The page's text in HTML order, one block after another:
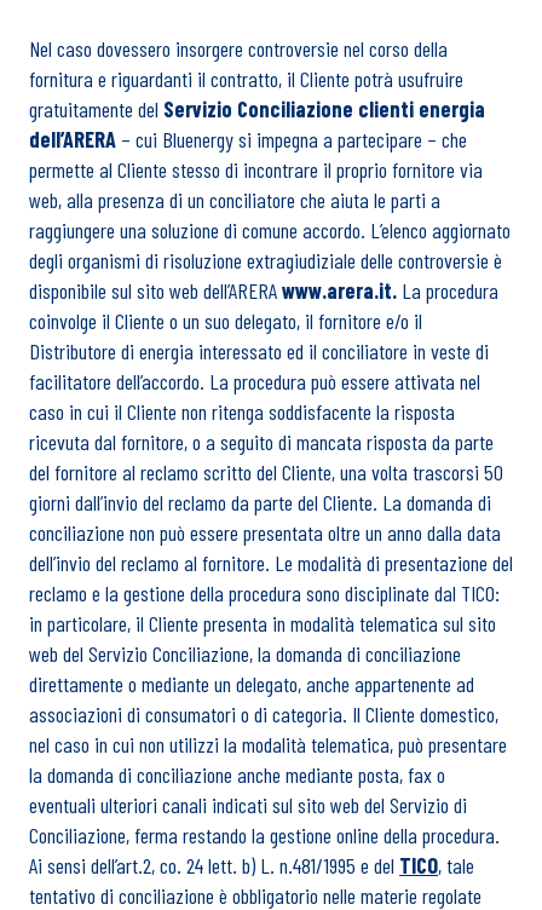
Nel caso dovessero insorgere controversie nel corso della
fornitura e riguardanti il contratto, il Cliente potrà usufruire
gratuitamente del Servizio Conciliazione clienti energia
dell’ARERA – cui Bluenergy si impegna a partecipare – che
permette al Cliente stesso di incontrare il proprio fornitore via
web, alla presenza di un conciliatore che aiuta le parti a
raggiungere una soluzione di comune accordo. L’elenco aggiornato
degli organismi di risoluzione extragiudiziale delle controversie è
disponibile sul sito web dell’ARERAwww.arera.it. La procedura
coinvolge il Cliente o un suo delegato, il fornitore e/o il
Distributore di energia interessato ed il conciliatore in veste di
facilitatore dell’accordo. La procedura può essere attivata nel
caso in cui il Cliente non ritenga soddisfacente la risposta
ricevuta dal fornitore, o a seguito di mancata risposta da parte
del fornitore al reclamo scritto del Cliente, una volta trascorsi 50
giorni dall’invio del reclamo da parte del Cliente. La domanda di
conciliazione non può essere presentata oltre un anno dalla data
dell’invio del reclamo al fornitore. Le modalità di presentazione del
reclamo e la gestione della procedura sono disciplinate dal TICO:
in particolare, il Cliente presenta in modalità telematica sul sito
web del Servizio Conciliazione, la domanda di conciliazione
direttamente o mediante un delegato, anche appartenente ad
associazioni di consumatori o di categoria. Il Cliente domestico,
nel caso in cui non utilizzi la modalità telematica, può presentare
la domanda di conciliazione anche mediante posta, fax o
eventuali ulteriori canali indicati sul sito web del Servizio di
Conciliazione, ferma restando la gestione online della procedura.
Ai sensi dell’art.2, co. 24 lett. b) L. n.481/1995 e del TICO, tale
tentativo di conciliazione è obbligatorio nelle materie regolate